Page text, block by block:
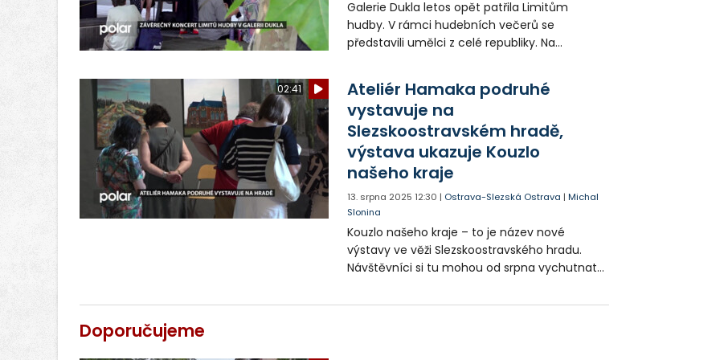
Galerie Dukla letos opět patřila Limitům
hudby. V rámci hudebních večerů se
představili umělci z celé republiky. Na
02:41
Ateliér Hamaka podruhé
vystavuje na
Slezskoostravském hradě,
výstava ukazuje Kouzlo
našeho kraje
13. srpna 2025 12:30 | Ostrava-Slezská Ostrava |Michal
Slonina
Kouzlo našeho kraje – to je název nové
výstavy ve věži Slezskoostravského hradu.
Návštěvníci si tu mohou od srpna vychutnat
jejich pohled na Ostravu a Moravskoslezský
Doporučujeme